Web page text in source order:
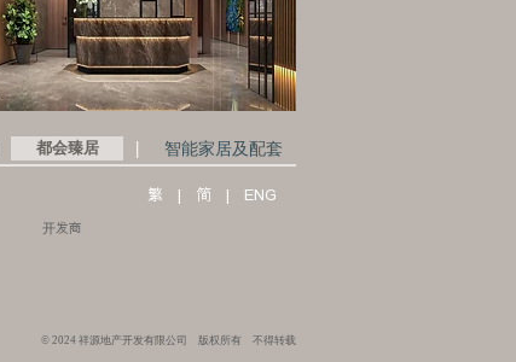
都会臻居 | 智能家居及配套
繁 | 簡 | ENG
开发商
© 2024 祥源地产开发有限公司 版权所有 不得转载